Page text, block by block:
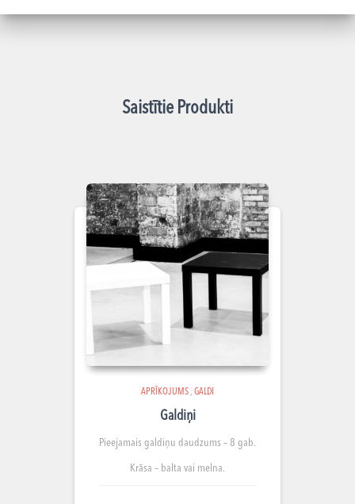
Saistītie Produkti
APRĪKOJUMS , GALDI
Galdiņi
Pieejamais galdiņu daudzums – 8 gab.
Krāsa – balta vai melna.